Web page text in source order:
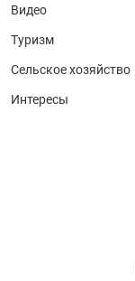
Видео
Туризм
Сельское хозяйство
Интересы